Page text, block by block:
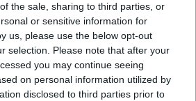
the sale, sharing to third parties, or
or sensitive information for
us, please use the below opt-out
selection. Please note that after your
you may continue seeing
on personal information utilized by
disclosed to third parties prior to
12. rész
11. rész